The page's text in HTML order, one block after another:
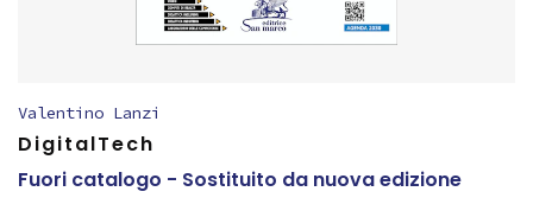
Valentino Lanzi
DigitalTech
Fuori catalogo - Sostituito da nuova edizione